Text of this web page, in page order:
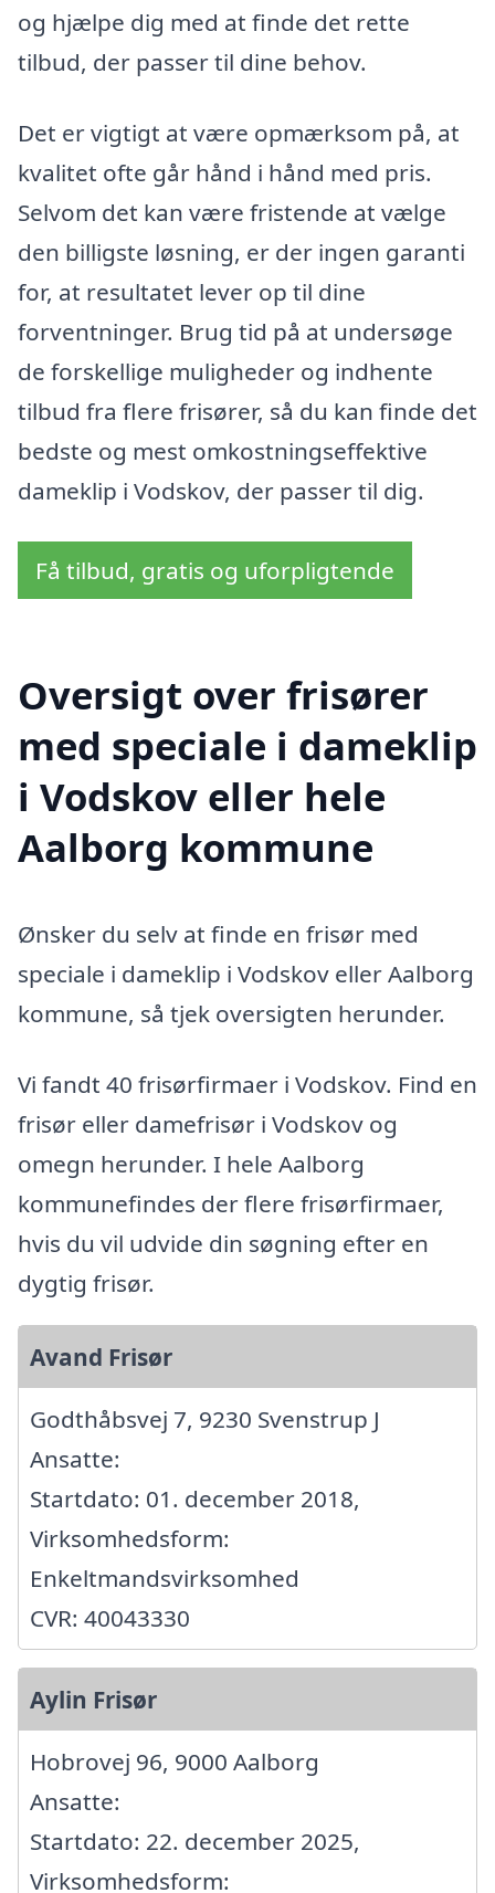
og hjælpe dig med at finde det rette
tilbud, der passer til dine behov.
Det er vigtigt at være opmærksom på, at
kvalitet ofte går hånd i hånd med pris.
Selvom det kan være fristende at vælge
den billigste løsning, er der ingen garanti
for, at resultatet lever op til dine
forventninger. Brug tid på at undersøge
de forskellige muligheder og indhente
tilbud fra flere frisører, så du kan finde det
bedste og mest omkostningseffektive
dameklip i Vodskov, der passer til dig.
Få tilbud, gratis og uforpligtende
Oversigt over frisører
med speciale i dameklip
i Vodskov eller hele
Aalborg kommune
Ønsker du selv at finde en frisør med
speciale i dameklip i Vodskov eller Aalborg
kommune, så tjek oversigten herunder.
Vi fandt 40 frisørfirmaer i Vodskov. Find en
frisør eller damefrisør i Vodskov og
omegn herunder. I hele Aalborg
kommunefindes der flere frisørfirmaer,
hvis du vil udvide din søgning efter en
dygtig frisør.
Avand Frisør
Godthåbsvej 7, 9230 Svenstrup J
Ansatte:
Startdato: 01. december 2018,
Virksomhedsform:
Enkeltmandsvirksomhed
CVR: 40043330
Aylin Frisør
Hobrovej 96, 9000 Aalborg
Ansatte:
Startdato: 22. december 2025,
Virksomhedsform: